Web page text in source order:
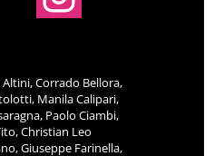
Corrado Bellora,
Manila Calipari,
Paolo Ciambi,
Christian Leo
Giuseppe Farinella,